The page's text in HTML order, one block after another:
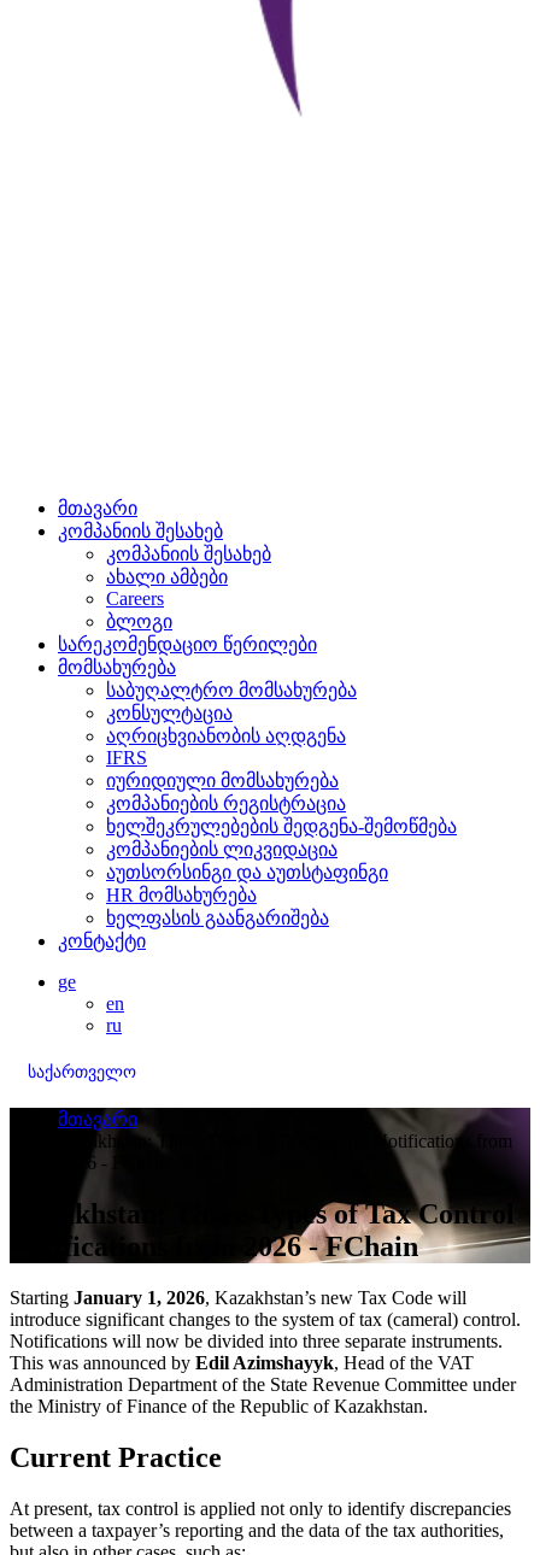
მთავარი
კომპანიის შესახებ
კომპანიის შესახებ
ახალი ამბები
Careers
ბლოგი
სარეკომენდაციო წერილები
მომსახურება
საბუღალტრო მომსახურება
კონსულტაცია
აღრიცხვიანობის აღდგენა
IFRS
იურიდიული მომსახურება
კომპანიების რეგისტრაცია
ხელშეკრულებების შედგენა-შემოწმება
კომპანიების ლიკვიდაცია
აუთსორსინგი და აუთსტაფინგი
HR მომსახურება
ხელფასის გაანგარიშება
კონტაქტი
ge
en
ru
საქართველო
მთავარი
Kazakhstan: Three Types of Tax Control Notifications from
2026 - FChain
Kazakhstan: Three Types of Tax Control
Notifications from 2026 - FChain
Starting January 1, 2026, Kazakhstan’s new Tax Code will
introduce significant changes to the system of tax (cameral) control.
Notifications will now be divided into three separate instruments.
This was announced by Edil Azimshayyk, Head of the VAT
Administration Department of the State Revenue Committee under
the Ministry of Finance of the Republic of Kazakhstan.
Current Practice
At present, tax control is applied not only to identify discrepancies
between a taxpayer’s reporting and the data of the tax authorities,